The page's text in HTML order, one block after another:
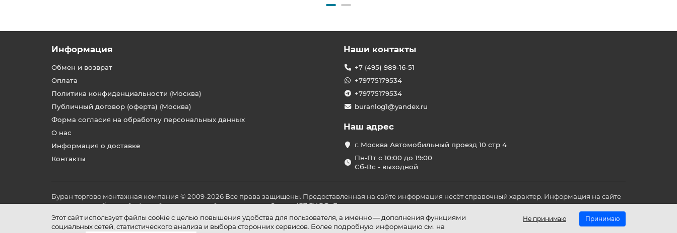
Этот сайт использует файлы cookie с целью повышения удобства для пользователя, а именно — дополнения функциями
социальных сетей, статистического анализа и выбора сторонних сервисов. Более подробную информацию см. на
Не принимаю Принимаю
Информация
Обмен и возврат
Оплата
Политика конфиденциальности (Москва)
Публичный договор (оферта) (Москва)
Форма согласия на обработку персональных данных
О нас
Информация о доставке
Контакты
Наши контакты
+7 (495) 989-16-51
+79775179534
+79775179534
buranlog1@yandex.ru
Наш адрес
г. Москва Автомобильный проезд 10 стр 4
Пн-Пт с 10:00 до 19:00
Сб-Вс - выходной
Буран торгово монтажная компания © 2009-2026 Все права защищены. Предоставленная на сайте информация несёт справочный характер. Информация на сайте
не является публичной офертой, определяемой положениями Статьи 437 ГК РФ. До оплаты товара удостоверьтесь во всех для вас важных характеристиках в товаре
и условиях его эксплуатации.